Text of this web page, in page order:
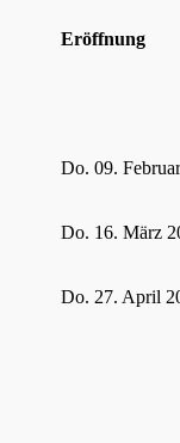
Eröffnung
Do. 09.
Do. 16. März
Do. 27. April